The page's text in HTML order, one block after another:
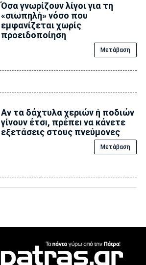
Όσα γνωρίζουν λίγοι για τη
«σιωπηλή» νόσο που
εμφανίζεται χωρίς
προειδοποίηση
Μετάβαση
Αν τα δάχτυλα χεριών ή ποδιών
γίνουν έτσı, πρέπεı να κάνετε
εξετάσεις στους πνεύμονες
Μετάβαση